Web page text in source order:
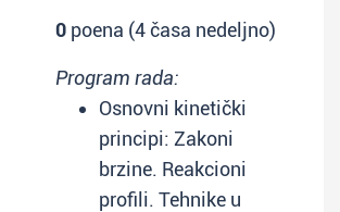
0 poena (4 časa nedeljno)
Program rada:
Osnovni kinetički
principi: Zakoni
brzine. Reakcioni
profili. Tehnike u